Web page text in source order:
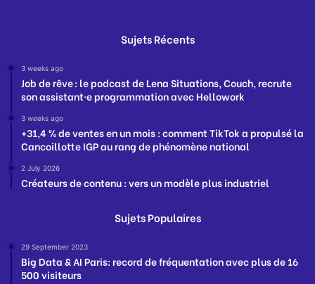
Sujets Récents
3 weeks ago
Job de rêve : le podcast de Lena Situations, Couch, recrute
son assistant·e programmation avec Hellowork
3 weeks ago
+31,4 % de ventes en un mois : comment TikTok a propulsé la
Cancoillotte IGP au rang de phénomène national
2 July 2026
Créateurs de contenu : vers un modèle plus industriel
Sujets Populaires
29 September 2023
Big Data & AI Paris: record de fréquentation avec plus de 16
500 visiteurs